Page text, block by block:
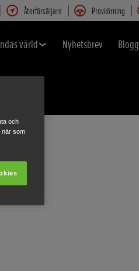
Återförsäljare Provkörning
värld Nyhetsbrev Blogg
och
när som